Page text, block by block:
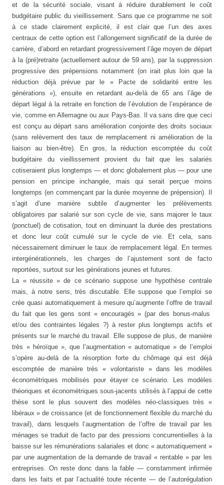
et de la sécurité sociale, visant à réduire durablement le coût
budgétaire public du vieillissement. Sans que ce programme ne soit
à ce stade clairement explicité, il est clair que l’un des axes
centraux de cette option est l’allongement significatif de la durée de
carrière, d’abord en retardant progressivement l’âge moyen de départ
à la (pré)retraite (actuellement autour de 59 ans), par la suppression
progressive des prépensions notamment (on irait plus loin que la
réduction déjà prévue par le « Pacte de solidarité entre les
générations »), ensuite en retardant au-delà de 65 ans l’âge de
départ légal à la retraite en fonction de l’évolution de l’espérance de
vie, comme en Allemagne ou aux Pays-Bas. Il va sans dire que ceci
est conçu au départ sans amélioration conjointe des droits sociaux
(sans relèvement des taux de remplacement ni amélioration de la
liaison au bien-être). En gros, la réduction escomptée du coût
budgétaire du vieillissement provient du fait que les salariés
cotiseraient plus longtemps — et donc globalement plus — pour une
pension en principe inchangée, mais qui serait perçue moins
longtemps (en commençant par la durée moyenne de prépension). Il
s’agit d’une manière subtile d’augmenter les prélèvements
obligatoires par salarié sur son cycle de vie, sans majorer le taux
(ponctuel) de cotisation, tout en diminuant la durée des prestations
et donc leur coût cumulé sur le cycle de vie. Et cela, sans
nécessairement diminuer le taux de remplacement légal. En termes
intergénérationnels, les charges de l’ajustement sont de facto
reportées, surtout sur les générations jeunes et futures.
La « réussite » de ce scénario suppose une hypothèse centrale
mais, à notre sens, très discutable. Elle suppose que l’emploi se
crée quasi automatiquement à mesure qu’augmente l’offre de travail
du fait que les gens sont « encouragés » (par des bonus-malus
et/ou des contraintes légales ?) à rester plus longtemps actifs et
présents sur le marché du travail. Elle suppose de plus, de manière
très « héroïque », que l’augmentation « automatique » de l’emploi
s’opère au-delà de la résorption forte du chômage qui est déjà
escomptée de manière très « volontariste » dans les modèles
économétriques mobilisés pour étayer ce scénario. Les modèles
théoriques et économétriques sous-jacents utilisés à l’appui de cette
thèse sont le plus souvent des modèles néo-classiques très «
libéraux » de croissance (et de fonctionnement flexible du marché du
travail), dans lesquels l’augmentation de l’offre de travail par les
ménages se traduit de facto par des pressions concurrentielles à la
baisse sur les rémunérations salariales et donc « automatiquement »
par une augmentation de la demande de travail « rentable » par les
entreprises. On reste donc dans la fable — constamment infirmée
dans les faits et par l’actualité toute récente — de l’autorégulation